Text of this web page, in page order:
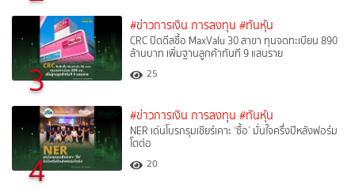
3
#ข่าวการเงิน การลงทุน #ทันหุ้น
CRC ปิดดีลซื้อ MaxValu 30 สาขา ทุนจดทะเบียน 890
ล้านบาท เพิ่มฐานลูกค้าทันที 9 แสนราย
25
4
#ข่าวการเงิน การลงทุน #ทันหุ้น
NER เด่นโบรกรุมเชียร์เคาะ ‘ซื้อ’ มั่นใจครึ่งปีหลังฟอร์ม
โตต่อ
20